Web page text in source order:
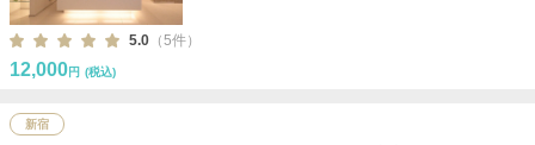
5.0 （5件）
12,000円 (税込)
新宿